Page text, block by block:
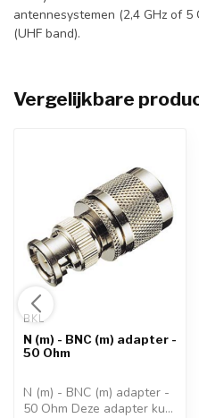
antennesystemen (2,4 GHz of
(UHF band).
Vergelijkbare
BKL
N (m) - BNC (m) adapter -
50 Ohm
N (m) - BNC (m) adapter -
50 Ohm Deze adapter kunt